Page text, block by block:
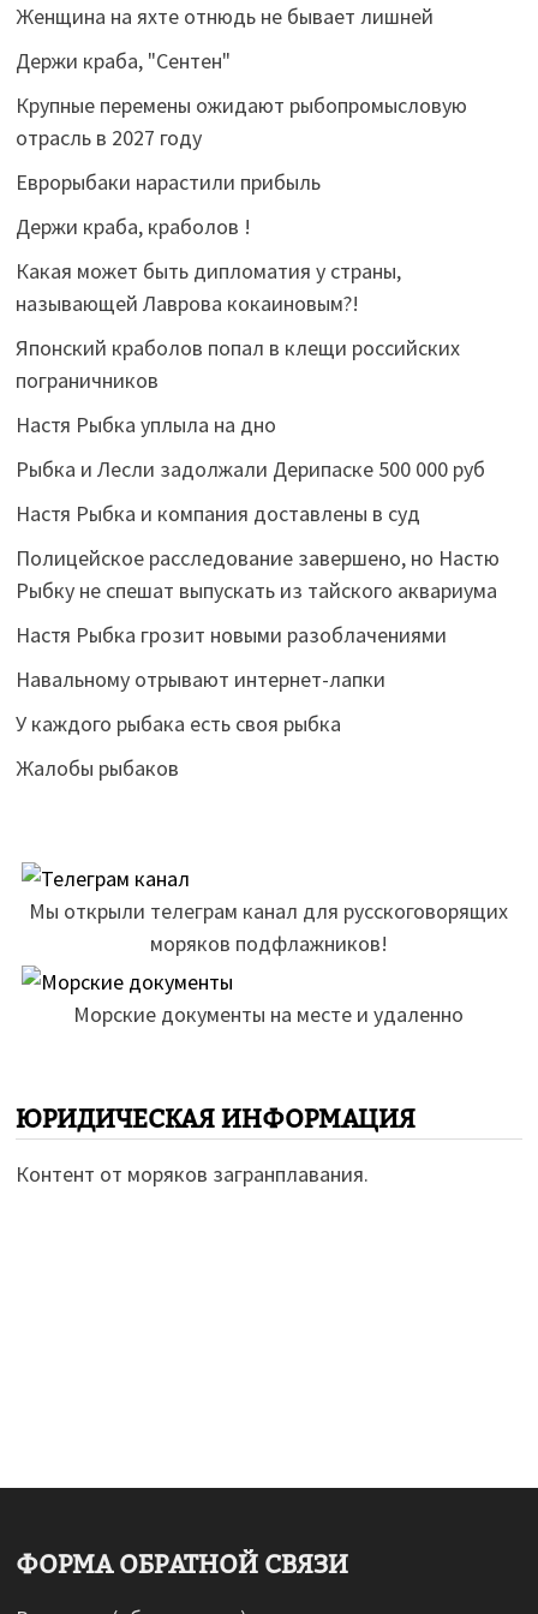
Женщина на яхте отнюдь не бывает лишней
Держи краба, "Сентен"
Крупные перемены ожидают рыбопромысловую
отрасль в 2027 году
Еврорыбаки нарастили прибыль
Держи краба, краболов !
Какая может быть дипломатия у страны,
называющей Лаврова кокаиновым?!
Японский краболов попал в клещи российских
пограничников
Настя Рыбка уплыла на дно
Рыбка и Лесли задолжали Дерипаске 500 000 руб
Настя Рыбка и компания доставлены в суд
Полицейское расследование завершено, но Настю
Рыбку не спешат выпускать из тайского аквариума
Настя Рыбка грозит новыми разоблачениями
Навальному отрывают интернет-лапки
У каждого рыбака есть своя рыбка
Жалобы рыбаков
Мы открыли телеграм канал для русскоговорящих
моряков подфлажников!
Морские документы на месте и удаленно
ЮРИДИЧЕСКАЯ ИНФОРМАЦИЯ
Контент от моряков загранплавания.
ФОРМА ОБРАТНОЙ СВЯЗИ